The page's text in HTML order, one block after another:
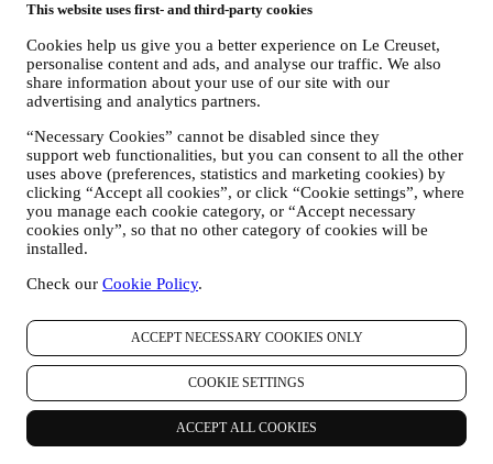
This website uses first- and third-party cookies
Cookies help us give you a better experience on Le Creuset,
personalise content and ads, and analyse our traffic. We also
share information about your use of our site with our
advertising and analytics partners.
“Necessary Cookies” cannot be disabled since they
support web functionalities, but you can consent to all the other
uses above (preferences, statistics and marketing cookies) by
clicking “Accept all cookies”, or click “Cookie settings”, where
you manage each cookie category, or “Accept necessary
cookies only”, so that no other category of cookies will be
installed.
Check our Cookie Policy.
ACCEPT NECESSARY COOKIES ONLY
COOKIE SETTINGS
ACCEPT ALL COOKIES
een Le Creuset-account heeft, via het Mijn account-gedeelte
van de Website.
Afmelden
: U kunt het ontvangen van onze
marketingcommunicatie of updates te allen tijde kosteloos
stopzetten via de methoden die bij de communicatie worden
weergegeven (om u bijvoorbeeld af te melden voor de
nieuwsbrief kunt u klikken op de afmeldlink onderaan elke e-
mail). Als u een Le Creuset account hebt, kunt u eenvoudig
uw marketingvoorkeuren beheren. Als u onze
marketingactiviteiten wilt stopzetten, kunt u in ieder geval een
e-mail sturen naarprivacy@lecreuset.com. Wij zullen uw
afmelding zo spoedig mogelijk verwerken, maar in sommige
gevallen kunt u nog enkele berichten ontvangen totdat de
afmelding volledig is verwerkt.
persoonsgegevens niet doorgeven of verkopen aan andere
RE-TARGETING / OM ONZE AANBIEDINGEN AAN
TE PASSEN EN DE KLANTERVARING TE
VERBETEREN
Wij willen uw gegevens gebruiken om onze diensten en
aanbiedingen af te stemmen op uw behoeften en voorkeuren
om u een gepersonaliseerde Le Creuset-klantervaring te
bieden. Wij doen dit door uw gewoontes of interesses te